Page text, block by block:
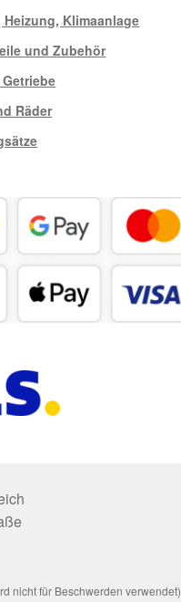
Klimaanlage
und Zubehör
Räder
nicht für Beschwerden verwendet)